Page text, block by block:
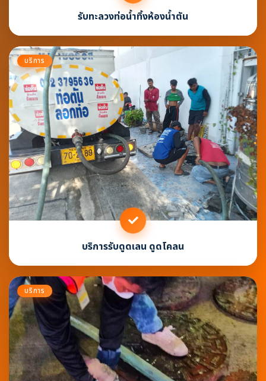
รับทะลวงท่อน้ำทิ้งห้องน้ำตัน
บริการ
บริการรับดูดเลน ดูดโคลน
บริการ